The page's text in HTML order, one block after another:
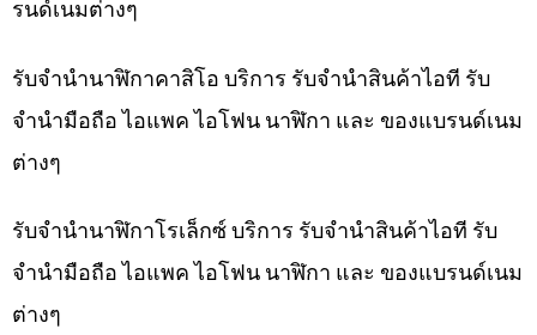
รนด์เนมต่างๆ
รับจำนำนาฬิกาคาสิโอ บริการ รับจำนำสินค้าไอที รับ
จำนำมือถือ ไอแพค ไอโฟน นาฬิกา และ ของแบรนด์เนม
ต่างๆ
รับจำนำนาฬิกาโรเล็กซ์ บริการ รับจำนำสินค้าไอที รับ
จำนำมือถือ ไอแพค ไอโฟน นาฬิกา และ ของแบรนด์เนม
ต่างๆ